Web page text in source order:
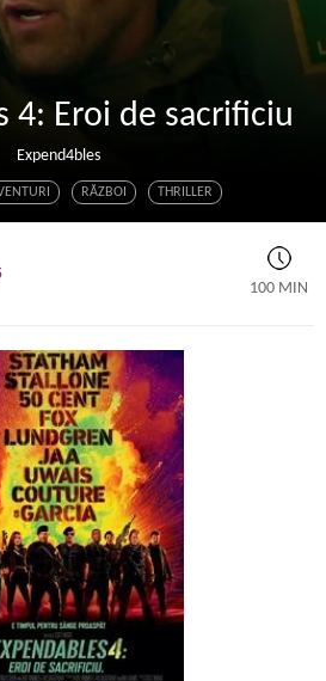
4: Eroi de sacrificiu
Expend4bles
RĂZBOI THRILLER
100 MIN